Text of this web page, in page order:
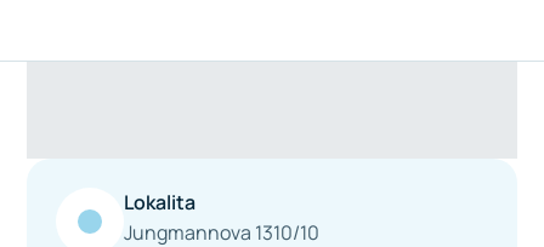
Lokalita
Jungmannova 1310/10